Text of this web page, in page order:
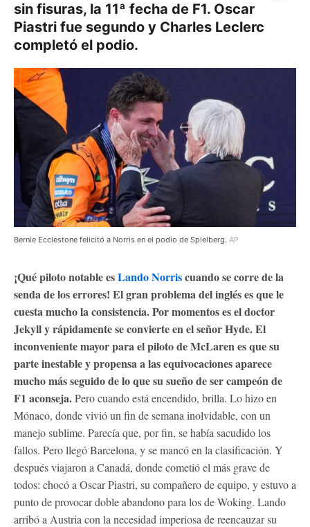
sin fisuras, la 11ª fecha de F1. Oscar
Piastri fue segundo y Charles Leclerc
completó el podio.
Bernie Ecclestone felicitó a Norris en el podio de Spielberg. AP
¡Qué piloto notable esLando Norriscuando se corre de la
senda de los errores! El gran problema del inglés es que le
cuesta mucho la consistencia. Por momentos es el doctor
Jekyll y rápidamente se convierte en el señor Hyde. El
inconveniente mayor para el piloto de McLaren es que su
parte inestable y propensa a las equivocaciones aparece
mucho más seguido de lo que su sueño de ser campeón de
F1 aconseja.Pero cuando está encendido, brilla. Lo hizo en
Mónaco, donde vivió un fin de semana inolvidable, con un
manejo sublime. Parecía que, por fin, se había sacudido los
fallos. Pero llegó Barcelona, y se mancó en la clasificación. Y
después viajaron a Canadá, donde cometió el más grave de
todos: chocó a Oscar Piastri, su compañero de equipo, y estuvo a
punto de provocar doble abandono para los de Woking. Lando
arribó a Austria con la necesidad imperiosa de reencauzar su